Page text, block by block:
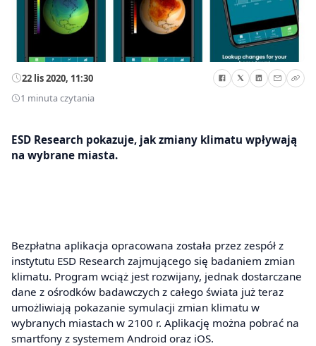
22 lis 2020, 11:30
1 minuta czytania
ESD Research pokazuje, jak zmiany klimatu wpływają
na wybrane miasta.
Bezpłatna aplikacja opracowana została przez zespół z
instytutu ESD Research zajmującego się badaniem zmian
klimatu. Program wciąż jest rozwijany, jednak dostarczane
dane z ośrodków badawczych z całego świata już teraz
umożliwiają pokazanie symulacji zmian klimatu w
wybranych miastach w 2100 r. Aplikację można pobrać na
smartfony z systemem Android oraz iOS.